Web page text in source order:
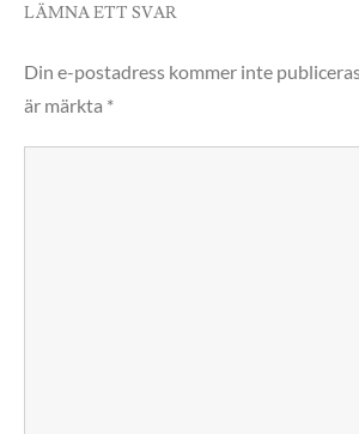
LÄMNA ETT SVAR
Din e-postadress kommer inte
är märkta *